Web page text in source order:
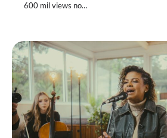
600 mil views no…